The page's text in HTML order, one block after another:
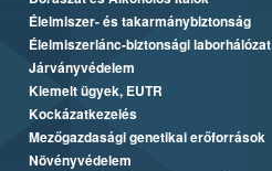
Élelmiszer- és takarmánybiztonság
Élelmiszerlánc-biztonsági laborhálózat
Járványvédelem
Kiemelt ügyek, EUTR
Kockázatkezelés
Mezőgazdasági genetikai erőforrások
Növényvédelem